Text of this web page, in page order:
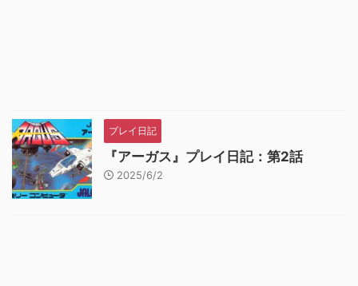
プレイ日記
『アーガス』プレイ日記：第2話
2025/6/2